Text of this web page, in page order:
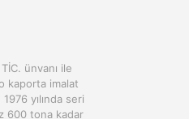
ünvanı ile
kaporta imalat
yılında seri
600 tona kadar